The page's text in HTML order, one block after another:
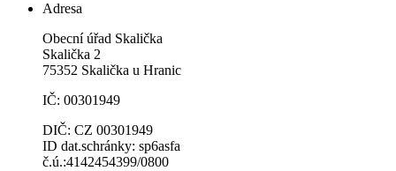
Adresa
Obecní úřad Skalička
Skalička 2
75352 Skalička u Hranic
IČ: 00301949
DIČ: CZ 00301949
ID dat.schránky: sp6asfa
č.ú.:4142454399/0800